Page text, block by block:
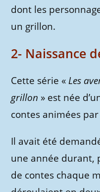
dont les
un grillon.
2- Naissance
Cette série « Les
grillon » est née
contes animées
Il avait été
une année durant,
de contes chaque